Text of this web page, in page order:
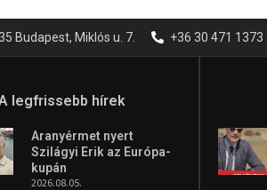
Budapest, Miklós u. 7. +36 30 471 1373
legfrissebb hírek
Aranyérmet nyert
Szilágyi Erik az Európa-
kupán
2026.08.05.